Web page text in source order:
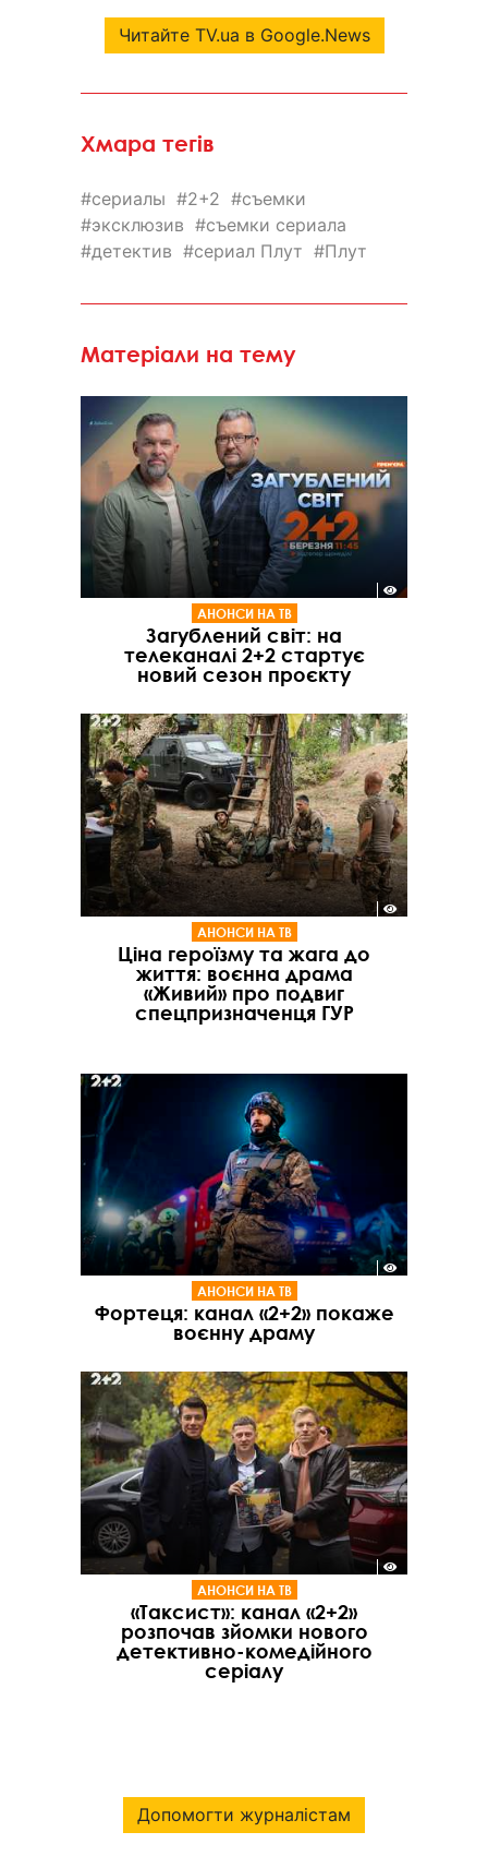
Читайте TV.ua в Google.News
Хмара тегів
сериалы 2+2
съемки
эксклюзив
съемки сериала
детектив
сериал Плут Плут
Матеріали на тему
АНОНСИ НА ТВ
Загублений світ: на
телеканалі 2+2 стартує
новий сезон проєкту
АНОНСИ НА ТВ
Ціна героїзму та жага до
життя: воєнна драма
«Живий» про подвиг
спецпризначенця ГУР
АНОНСИ НА ТВ
Фортеця: канал «2+2» покаже
воєнну драму
АНОНСИ НА ТВ
«Таксист»: канал «2+2»
розпочав зйомки нового
детективно-комедійного
серіалу
Допомогти журналістам